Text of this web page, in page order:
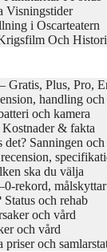
Visningstider
i Oscarteatern
Och
Gratis, Plus, Pro,
handling
och kamera
& fakta
Sanningen
ska du välja
rekord,
och rehab
och vård
och vård
och